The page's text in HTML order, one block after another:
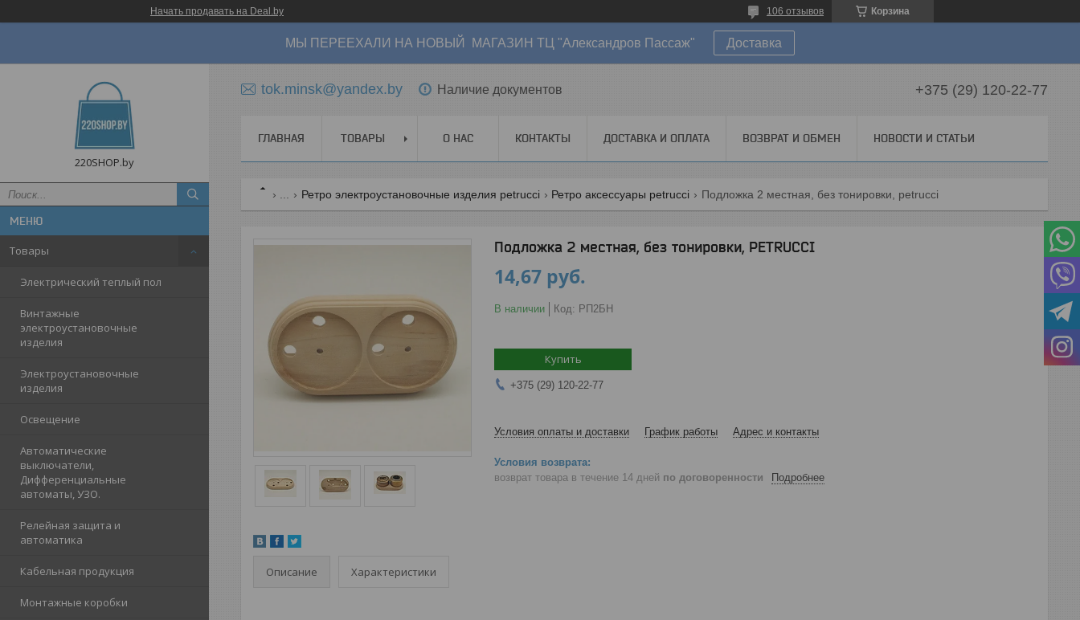
Начать продавать на Deal.by Корзина
106 отзывов
МЫ ПЕРЕЕХАЛИ НА НОВЫЙ МАГАЗИН ТЦ "Александров Пассаж" Доставка
220SHOP.by
Товары
Электрический теплый пол
Винтажные
электроустановочные
изделия
Электроустановочные
изделия
Освещение
Автоматические
выключатели,
Дифференциальные
автоматы, УЗО.
Релейная защита и
автоматика
Кабельная продукция
Монтажные коробки
tok.minsk@yandex.by Наличие документов +375 (29) 120-22-77
ГЛАВНАЯ ТОВАРЫ О НАС КОНТАКТЫ ДОСТАВКА И ОПЛАТА ВОЗВРАТ И ОБМЕН НОВОСТИ И СТАТЬИ
Ретро электроустановочные изделия petrucci Ретро аксессуары petrucci Подложка 2 местная, без тонировки, petrucci
Подложка 2 местная, без тонировки, PETRUCCI
14,67 руб.
В наличии Код: РП2БН
Купить
+375 (29) 120-22-77
Условия оплаты и доставки График работы Адрес и контакты
возврат товара в течение 14 дней по договоренности Подробнее
Описание Характеристики